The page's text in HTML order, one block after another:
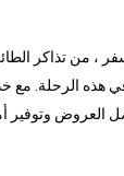
، من تذاكر
هذه الرحلة. مع
العروض وتوفير